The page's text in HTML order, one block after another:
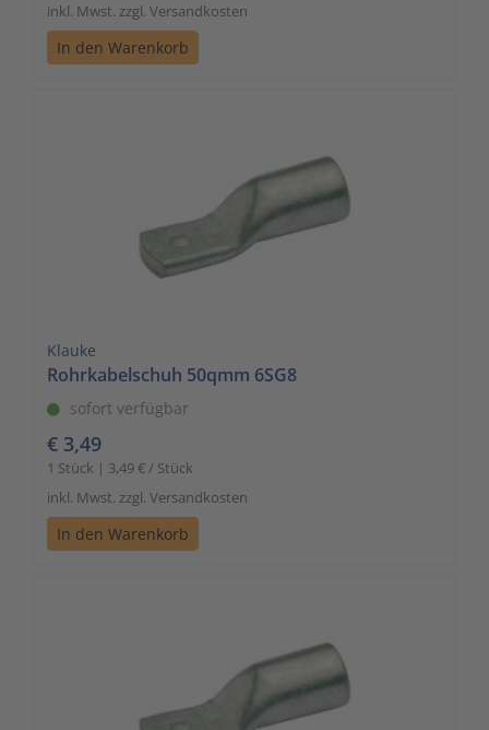
inkl. Mwst. zzgl. Versandkosten
In den Warenkorb
Klauke
Rohrkabelschuh 50qmm 6SG8
sofort verfügbar
€ 3,49
1 Stück | 3,49 € / Stück
inkl. Mwst. zzgl. Versandkosten
In den Warenkorb